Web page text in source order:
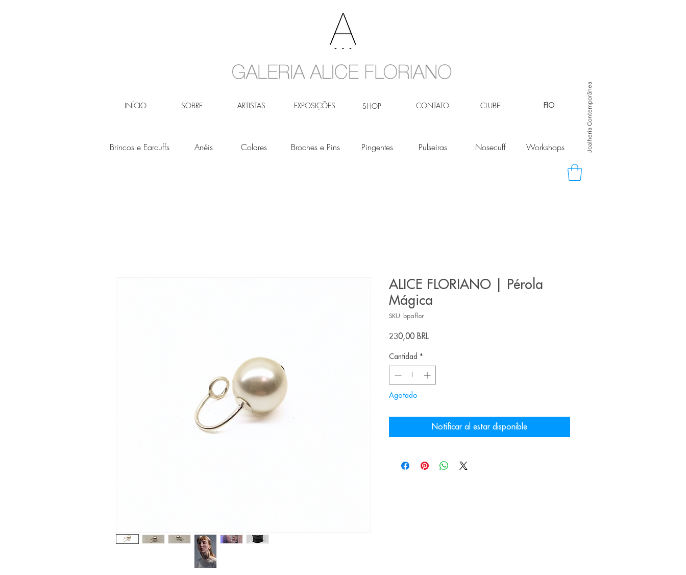
INÍCIO SOBRE ARTISTAS EXPOSIÇÕES SHOP CONTATO CLUBE Joalheria Contemporânea
FIO
Brincos e Earcuffs Anéis Colares Broches e Pins Pingentes Pulseiras Nosecuff Workshops
ALICE FLORIANO | Pérola
Mágica
SKU: bpaflor
230,00 BRLPrecio
Cantidad *
Agotado
Notificar al estar disponible